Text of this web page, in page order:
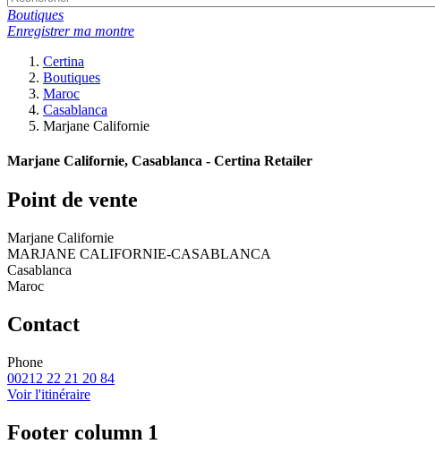
Boutiques
Enregistrer ma montre
Certina
Boutiques
Maroc
Casablanca
Marjane Californie
Marjane Californie, Casablanca - Certina Retailer
Point de vente
Marjane Californie
MARJANE CALIFORNIE-CASABLANCA
Casablanca
Maroc
Contact
Phone
00212 22 21 20 84
Voir l'itinéraire
Footer column 1